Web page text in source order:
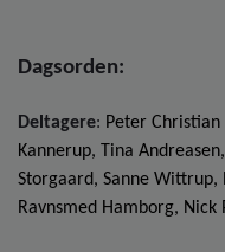
Dagsorden:
Deltagere: Peter
Kannerup, Tina Andreasen,
Storgaard, Sanne Wittrup,
Ravnsmed Hamborg, Nick